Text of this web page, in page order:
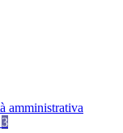
amministrativa
3